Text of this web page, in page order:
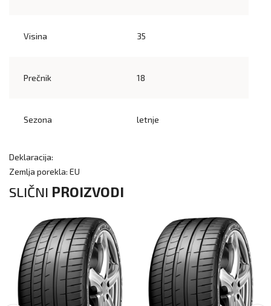
Visina 35
Prečnik 18
Sezona letnje
Deklaracija:
Zemlja porekla: EU
SLIČNI PROIZVODI